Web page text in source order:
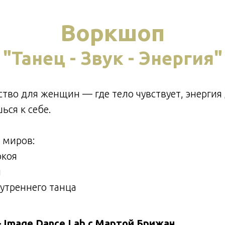
Воркшоп
"Танец - Звук - Энергия"
для женщин — где тело чувствует,
к себе.
миров:
танца